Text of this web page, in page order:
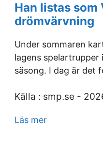
Han listas som
drömvärvning
Under sommaren
lagens
säsong. I dag är det
Källa : smp.se -
Läs mer